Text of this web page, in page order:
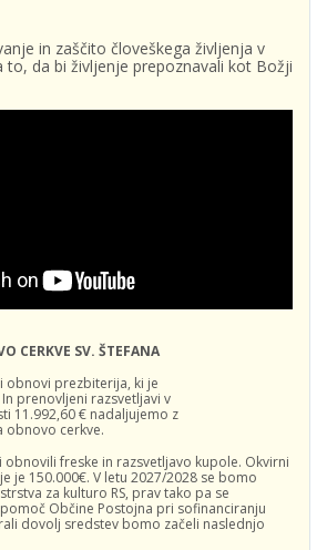
in zaščito človeškega življenja v
to, da bi življenje prepoznavali kot Božji
CERKVE SV. ŠTEFANA
obnovi prezbiterija, ki je
prenovljeni razsvetljavi v
11.992,60 € nadaljujemo z
obnovo cerkve.
obnovili freske in razsvetljavo kupole. Okvirni
je 150.000€. V letu 2027/2028 se bomo
za kulturo RS, prav tako pa se
Občine Postojna pri sofinanciranju
dovolj sredstev bomo začeli naslednjo